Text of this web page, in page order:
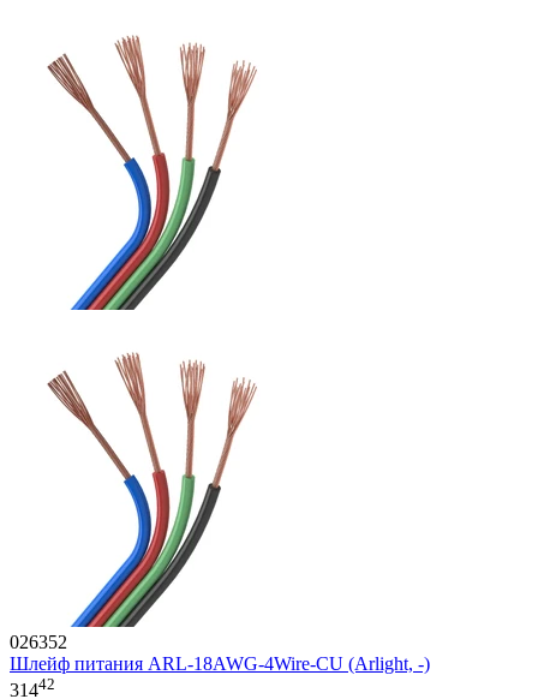
026352
Шлейф питания ARL-18AWG-4Wire-CU (Arlight, -)
31442